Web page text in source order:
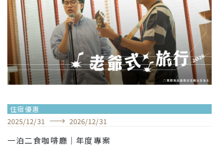
住宿優惠
2025/12/31 2026/12/31
一泊二食咖啡廳｜年度專案